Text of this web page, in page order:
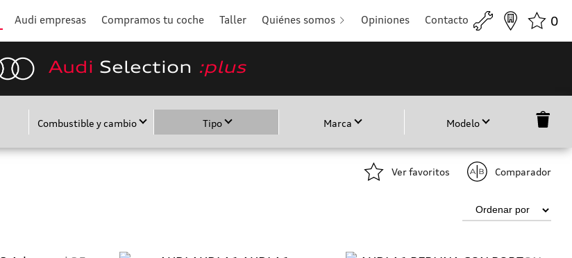
Audi empresas Compramos tu coche Taller Quiénes somos Opiniones Contacto 0
Audi Selection :plus
Combustible y cambio Tipo Marca Modelo
Ver favoritos Comparador